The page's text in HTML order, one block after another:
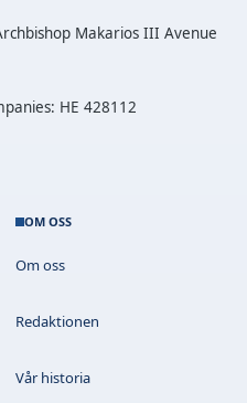
Makarios III Avenue
HE 428112
OM OSS
Om oss
Redaktionen
Vår historia